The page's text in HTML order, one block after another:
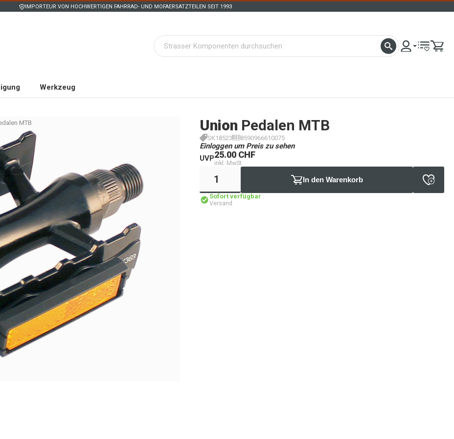
IMPORTEUR VON HOCHWERTIGEN FAHRRAD- UND MOFAERSATZTEILEN SEIT 1993
Werkzeug
MTB Union Pedalen MTB
SK18523 8590966610075
Einloggen um Preis zu sehen
UVP25.00 CHF
inkl. MwSt.
In den Warenkorb
Sofort verfügbar
Versand